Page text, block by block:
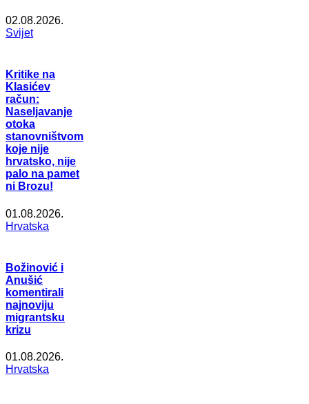
02.08.2026.
Svijet
Kritike na
Klasićev
račun:
Naseljavanje
otoka
stanovništvom
koje nije
hrvatsko, nije
palo na pamet
ni Brozu!
01.08.2026.
Hrvatska
Božinović i
Anušić
komentirali
najnoviju
migrantsku
krizu
01.08.2026.
Hrvatska